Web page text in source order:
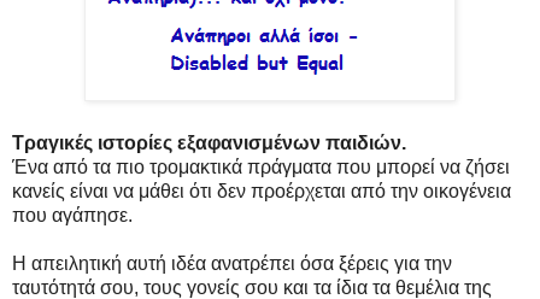
Τραγικές ιστορίες εξαφανισμένων παιδιών.
Ένα από τα πιο τρομακτικά πράγματα που μπορεί να ζήσει
κανείς είναι να μάθει ότι δεν προέρχεται από την οικογένεια
που αγάπησε.
Η απειλητική αυτή ιδέα ανατρέπει όσα ξέρεις για την
ταυτότητά σου, τους γονείς σου και τα ίδια τα θεμέλια της